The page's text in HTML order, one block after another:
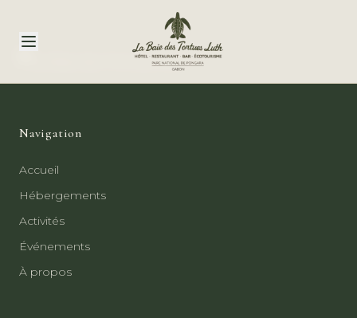
Navigation
Accueil
Hébergements
Activités
Événements
À propos